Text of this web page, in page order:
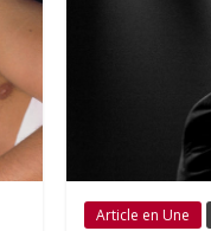
Article en Une